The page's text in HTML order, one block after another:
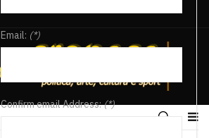
Email: (*)
Confirm email Address:(*)